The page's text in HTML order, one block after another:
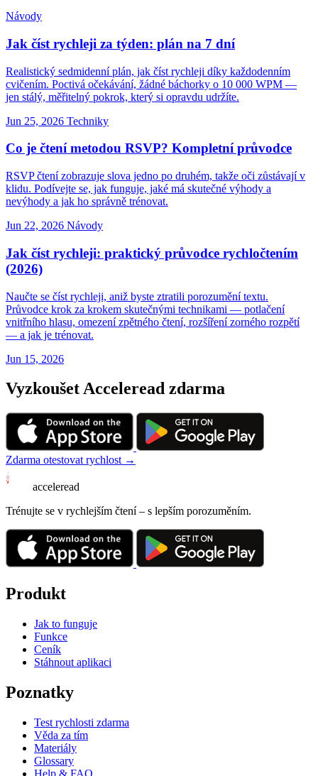
Návody
Jak číst rychleji za týden: plán na 7 dní
Realistický sedmidenní plán, jak číst rychleji díky každodenním
cvičením. Poctivá očekávání, žádné báchorky o 10 000 WPM —
jen stálý, měřitelný pokrok, který si opravdu udržíte.
Jun 25, 2026 Techniky
Co je čtení metodou RSVP? Kompletní průvodce
RSVP čtení zobrazuje slova jedno po druhém, takže oči zůstávají v
klidu. Podívejte se, jak funguje, jaké má skutečné výhody a
nevýhody a jak ho správně trénovat.
Jun 22, 2026 Návody
Jak číst rychleji: praktický průvodce rychločtením
(2026)
Naučte se číst rychleji, aniž byste ztratili porozumění textu.
Průvodce krok za krokem skutečnými technikami — potlačení
vnitřního hlasu, omezení zpětného čtení, rozšíření zorného rozpětí
— a jak je trénovat.
Jun 15, 2026
Vyzkoušet Acceleread zdarma
Zdarma otestovat rychlost →
acceleread
Trénujte se v rychlejším čtení – s lepším porozuměním.
Produkt
Jak to funguje
Funkce
Ceník
Stáhnout aplikaci
Poznatky
Test rychlosti zdarma
Věda za tím
Materiály
Glossary
Help & FAQ